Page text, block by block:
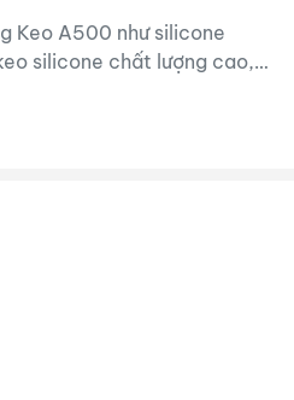
Keo A500 như silicone
silicone chất lượng cao,
kết dính...